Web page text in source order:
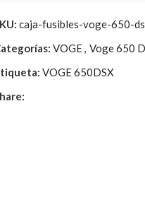
caja-fusibles-voge-650-
VOGE, Voge 650
VOGE 650DSX